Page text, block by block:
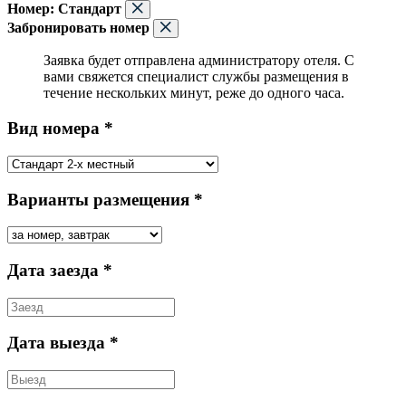
Номер: Стандарт
Забронировать номер
Заявка будет отправлена администратору отеля. С
вами свяжется специалист службы размещения в
течение нескольких минут, реже до одного часа.
Вид номера *
Варианты размещения *
Дата заезда *
Дата выезда *